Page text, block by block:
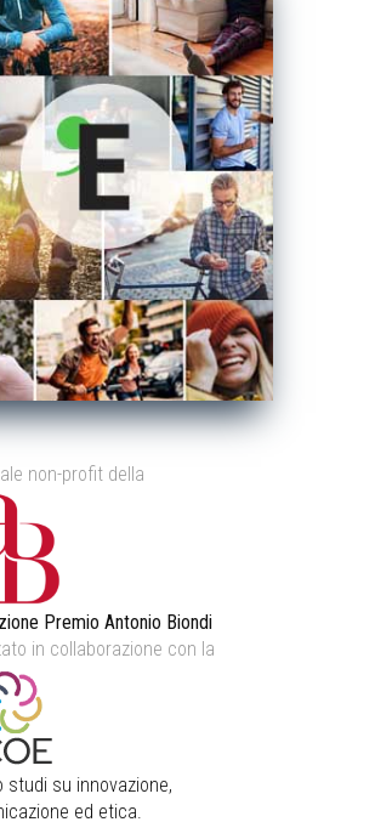
non-profit della
Premio Antonio Biondi
in collaborazione con la
studi su innovazione,
ed etica.